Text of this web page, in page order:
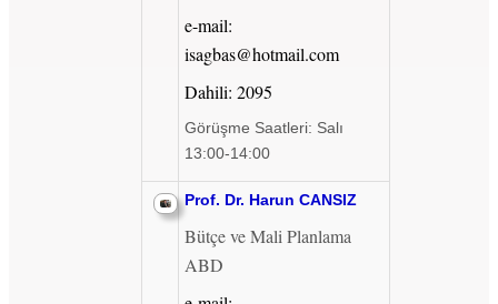
e-mail:
isagbas@hotmail.com
Dahili: 2095
Görüşme Saatleri: Salı
13:00-14:00
Prof. Dr. Harun CANSIZ
Bütçe ve Mali Planlama
ABD